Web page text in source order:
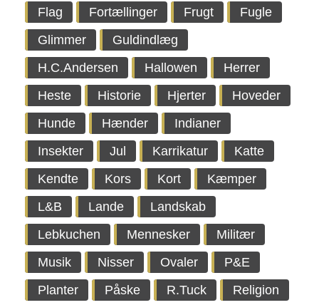
Flag
Fortællinger Frugt
Fugle
Glimmer
Guldindlæg
H.C.Andersen
Hallowen
Herrer
Heste
Historie Hjerter
Hoveder
Hunde
Hænder
Indianer
Insekter
Jul Karrikatur
Katte
Kendte
Kors Kort
Kæmper
L&B
Lande
Landskab
Lebkuchen
Mennesker
Militær
Musik
Nisser Ovaler
P&E
Planter
Påske R.Tuck
Religion